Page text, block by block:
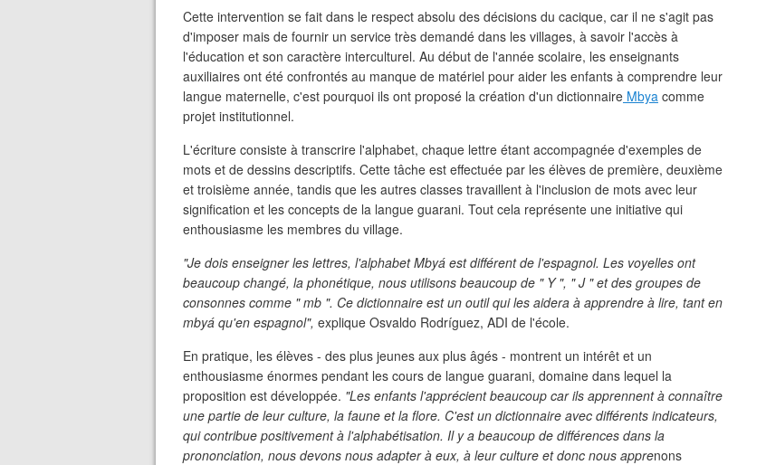
Cette intervention se fait dans le respect absolu des décisions du cacique, car il ne s'agit pas
d'imposer mais de fournir un service très demandé dans les villages, à savoir l'accès à
l'éducation et son caractère interculturel. Au début de l'année scolaire, les enseignants
auxiliaires ont été confrontés au manque de matériel pour aider les enfants à comprendre leur
langue maternelle, c'est pourquoi ils ont proposé la création d'un dictionnaire Mbya comme
projet institutionnel.
L'écriture consiste à transcrire l'alphabet, chaque lettre étant accompagnée d'exemples de
mots et de dessins descriptifs. Cette tâche est effectuée par les élèves de première, deuxième
et troisième année, tandis que les autres classes travaillent à l'inclusion de mots avec leur
signification et les concepts de la langue guarani. Tout cela représente une initiative qui
enthousiasme les membres du village.
"Je dois enseigner les lettres, l'alphabet Mbyá est différent de l'espagnol. Les voyelles ont
beaucoup changé, la phonétique, nous utilisons beaucoup de " Y ", " J " et des groupes de
consonnes comme " mb ". Ce dictionnaire est un outil qui les aidera à apprendre à lire, tant en
mbyá qu'en espagnol", explique Osvaldo Rodríguez, ADI de l'école.
En pratique, les élèves - des plus jeunes aux plus âgés - montrent un intérêt et un
enthousiasme énormes pendant les cours de langue guarani, domaine dans lequel la
proposition est développée. "Les enfants l'apprécient beaucoup car ils apprennent à connaître
une partie de leur culture, la faune et la flore. C'est un dictionnaire avec différents indicateurs,
qui contribue positivement à l'alphabétisation. Il y a beaucoup de différences dans la
prononciation, nous devons nous adapter à eux, à leur culture et donc nous apprenons